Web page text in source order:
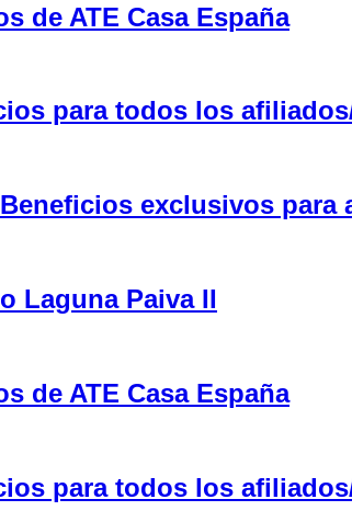
de ATE Casa España
para todos los
exclusivos para
Laguna Paiva II
de ATE Casa España
para todos los